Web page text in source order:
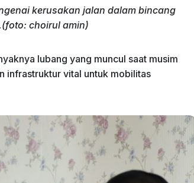
kerusakan jalan dalam bincang
choirul amin)
lubang yang muncul saat musim
infrastruktur vital untuk mobilitas